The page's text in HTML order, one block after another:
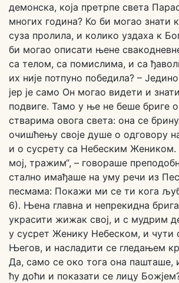
демонска, која претрпе света
многих година? Ко би могао знати
суза пролила, и колико уздаха к
би могао описати њене
са телом, са помислима, и са
их није потпуно победила? –
јер је само Он могао видети и
подвиге. Тамо у ње не беше бриге
стварима овога света: она се
очишћењу своје душе о одговору
и о сусрету са Небеским Жеником.
мој, тражим“, – говораше
стално имађаше на уму речи из
песмама: Покажи ми се ти кога
6). Њена главна и непрекидна
украсити жижак свој, и с мудрим
у сусрет Женику Небеском, и чути
Његов, и насладити се гледањем
Да, само се око тога она пашташе,
ћу доћи и показати се лицу